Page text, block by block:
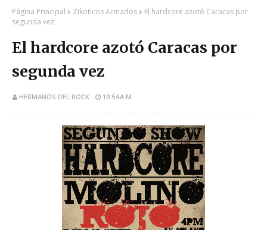
Página Principal Zikoticos Armados
El hardcore azotó Caracas por
segunda vez
El hardcore azotó Caracas por
segunda vez
HERMANOS DEL ROCK 10:54 A.M.